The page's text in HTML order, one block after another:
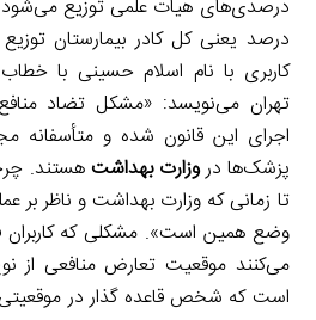
درصد یعنی کل کادر بیمارستان
کاربری با نام اسلام حسینی با خطاب
تهران می‌نویسد: «مشکل تضاد
اجرای این قانون شده و متأسفانه
پزشک‌ها دروزارت بهداشت هستند.
تا زمانی که وزارت بهداشت و ناظر بر
وضع همین است». مشکلی که کاربران
می‌کنند موقعیت تعارض منافعی از
است که شخص قاعده گذار در موقعیتی